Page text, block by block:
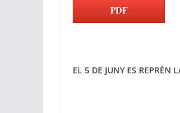
k
e
n
e
b
o p
PDF
EL 5 DE JUNY ES REPRÈN